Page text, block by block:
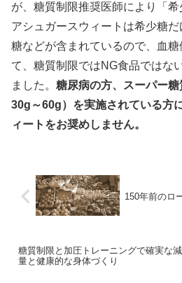
が、糖質制限推奨医師により「
アシュガースウィートは希少糖
糖などが含まれているので、血
て、糖質制限ではNG食品ではな
ました。 糖尿病の方、スーパー
30g～60g）を実施されている方
ィートをお奨めしません。
150年前のロ
糖質制限と加圧トレーニングで確実な減
量と健康的な身体づくり